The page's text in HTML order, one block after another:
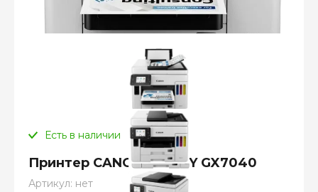
Есть в наличии
Принтер CANON MAXIFY GX7040
Артикул: нет